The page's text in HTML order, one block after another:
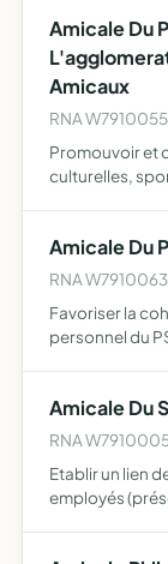
Amicale Du
Amicaux
RNA
Promouvoir et
culturelles,
Amicale Du
RNA
Favoriser la
personnel du
Amicale Du
RNA
Etablir un lien
employés